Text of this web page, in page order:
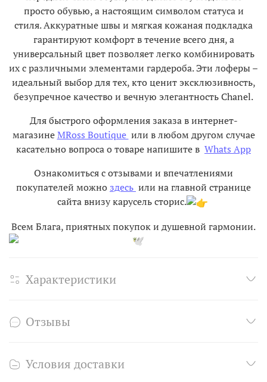
просто обувью, а настоящим символом статуса и
стиля. Аккуратные швы и мягкая кожаная подкладка
гарантируют комфорт в течение всего дня, а
универсальный цвет позволяет легко комбинировать
их с различными элементами гардероба.Эти лоферы –
идеальный выбор для тех, кто ценит эксклюзивность,
безупречное качество и вечную элегантность Chanel.
Для быстрого оформления заказа в интернет-
магазинеMRoss Boutique или в любом другом случае
касательно вопроса о товаре напишите в Whats App
Ознакомиться с отзывами и впечатлениями
покупателей можно здесь или на главной странице
сайта внизу карусель сторис.
Всем Блага, приятных покупок и душевной гармонии.
Характеристики
Отзывы
Условия доставки